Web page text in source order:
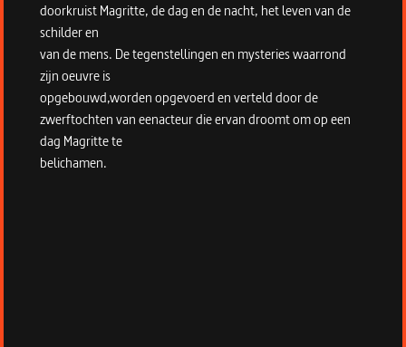
doorkruist Magritte, de dag en de nacht, het leven van de
schilder en
van de mens. De tegenstellingen en mysteries waarrond
zijn oeuvre is
opgebouwd,worden opgevoerd en verteld door de
zwerftochten van eenacteur die ervan droomt om op een
dag Magritte te
belichamen.